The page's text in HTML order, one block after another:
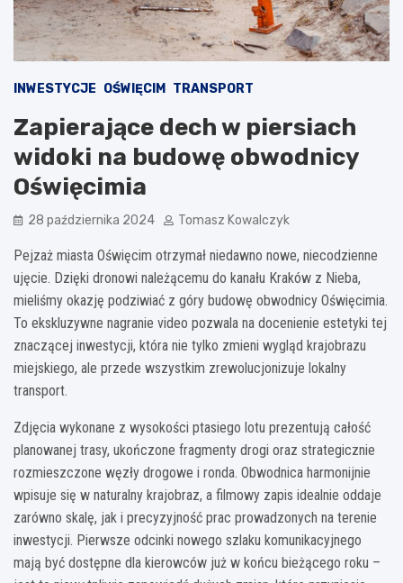
INWESTYCJE OŚWIĘCIM TRANSPORT
Zapierające dech w piersiach
widoki na budowę obwodnicy
Oświęcimia
28 października 2024 Tomasz Kowalczyk
Pejzaż miasta Oświęcim otrzymał niedawno nowe, niecodzienne
ujęcie. Dzięki dronowi należącemu do kanału Kraków z Nieba,
mieliśmy okazję podziwiać z góry budowę obwodnicy Oświęcimia.
To ekskluzywne nagranie video pozwala na docenienie estetyki tej
znaczącej inwestycji, która nie tylko zmieni wygląd krajobrazu
miejskiego, ale przede wszystkim zrewolucjonizuje lokalny
transport.
Zdjęcia wykonane z wysokości ptasiego lotu prezentują całość
planowanej trasy, ukończone fragmenty drogi oraz strategicznie
rozmieszczone węzły drogowe i ronda. Obwodnica harmonijnie
wpisuje się w naturalny krajobraz, a filmowy zapis idealnie oddaje
zarówno skalę, jak i precyzyjność prac prowadzonych na terenie
inwestycji. Pierwsze odcinki nowego szlaku komunikacyjnego
mają być dostępne dla kierowców już w końcu bieżącego roku –